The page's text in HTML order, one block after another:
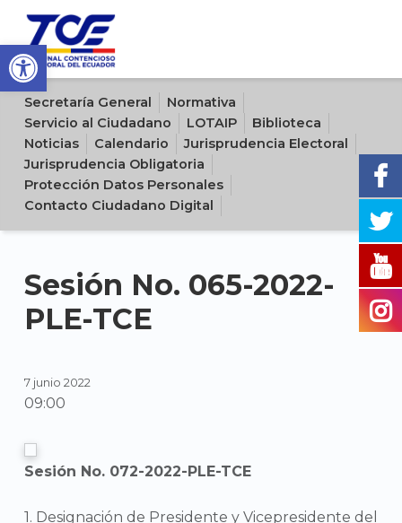
Open toolbar
Sitio oficial del Tribunal Contencioso Electoral del Ecuador
Secretaría General
Normativa
Servicio al Ciudadano
LOTAIP
Biblioteca
Noticias
Calendario
Jurisprudencia Electoral
Jurisprudencia Obligatoria
Protección Datos Personales
Contacto Ciudadano Digital
Sesión No. 065-2022-
PLE-TCE
7 junio 2022
09:00
Sesión No. 072-2022-PLE-TCE
1. Designación de Presidente y Vicepresidente del